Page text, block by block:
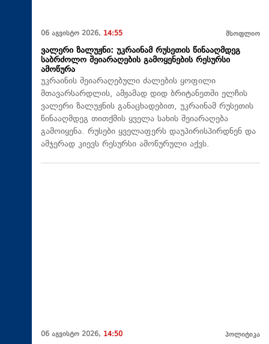
06 აგვისტო 2026, 14:55 მსოფლიო
ვალერი ზალუჟნი: უკრაინამ რუსეთის წინააღმდეგ
საბრძოლო შეიარაღების გამოყენების რესურსი
ამოწურა
უკრაინის შეიარაღებული ძალების ყოფილი
მთავარსარდლის, ამჟამად დიდ ბრიტანეთში ელჩის
ვალერი ზალუჟნის განაცხადებით, უკრაინამ რუსეთის
წინააღმდეგ თითქმის ყველა სახის შეიარაღება
გამოიყენა. რუსები ყველაფერს დაუპირისპირდნენ და
ამჯერად კიევს რესურსი ამოწურული აქვს.
06 აგვისტო 2026, 14:50 პოლიტიკა